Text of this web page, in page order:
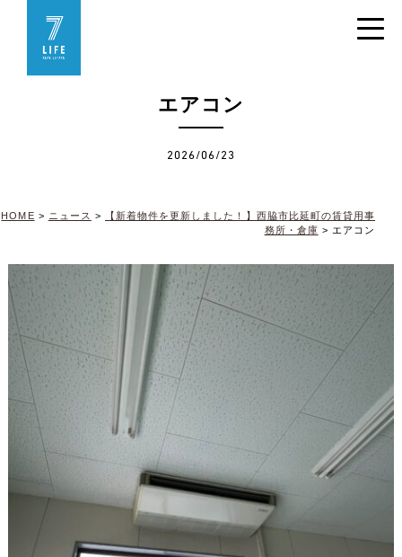
エアコン
2026/06/23
HOME > ニュース >
【新着物件を更新しました！】西脇市比延町の賃貸用事
務所・倉庫 > エアコン